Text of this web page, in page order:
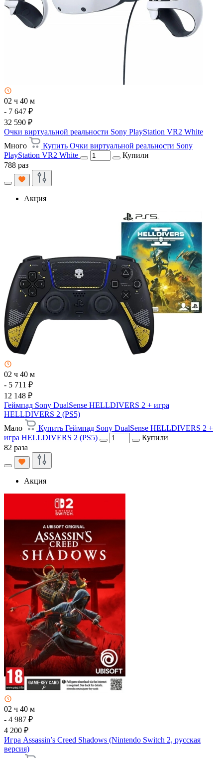
02 ч 40 м
- 7 647 ₽
32 590 ₽
Очки виртуальной реальности Sony PlayStation VR2 White
Много
Купить Очки виртуальной реальности Sony
PlayStation VR2 White
Купили
788 раз
Акция
02 ч 40 м
- 5 711 ₽
12 148 ₽
Геймпад Sony DualSense HELLDIVERS 2 + игра
HELLDIVERS 2 (PS5)
Мало
Купить Геймпад Sony DualSense HELLDIVERS 2 +
игра HELLDIVERS 2 (PS5)
Купили
82 раза
Акция
02 ч 40 м
- 4 987 ₽
4 200 ₽
Игра Assassin’s Creed Shadows (Nintendo Switch 2, русская
версия)